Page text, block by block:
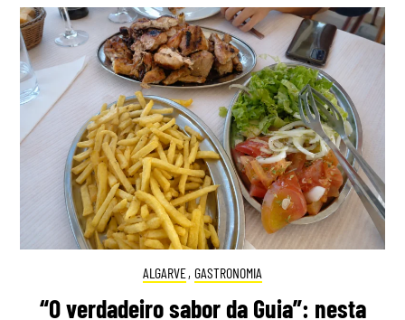
ALGARVE, GASTRONOMIA
“O verdadeiro sabor da Guia”: nesta